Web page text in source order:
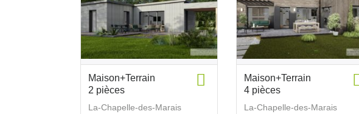
Maison+Terrain
2 pièces
La-Chapelle-des-Marais
Maison+Terrain
4 pièces
La-Chapelle-des-Marais